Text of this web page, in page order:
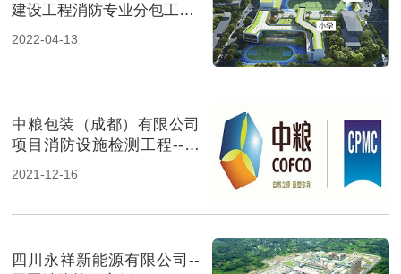
建设工程消防专业分包工程-
四川国晋消防施工案例
2022-04-13
中粮包装（成都）有限公司
项目消防设施检测工程--国
晋消防检测案例
2021-12-16
四川永祥新能源有限公司--